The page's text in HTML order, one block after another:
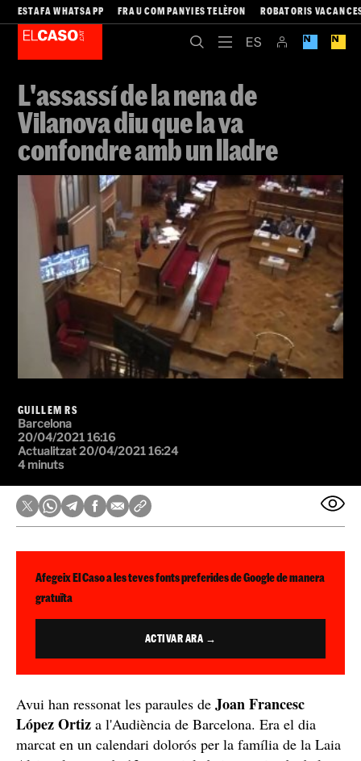
ESTAFA WHATSAPP FRAU COMPANYIES TELÈFON ROBATORIS
L'assassí de la nena de
Vilanova diu que la va
confondre amb un lladre
GUILLEM RS
Barcelona
20/04/2021 16:16
Actualitzat 20/04/2021 16:24
4 minuts
Afegeix El Caso a les teves fonts preferides de Google de manera
gratuïta
ACTIVAR ARA →
Avui han ressonat les paraules de Joan Francesc
López Ortiz a l'Audiència de Barcelona. Era el dia
marcat en un calendari dolorós per la família de la Laia